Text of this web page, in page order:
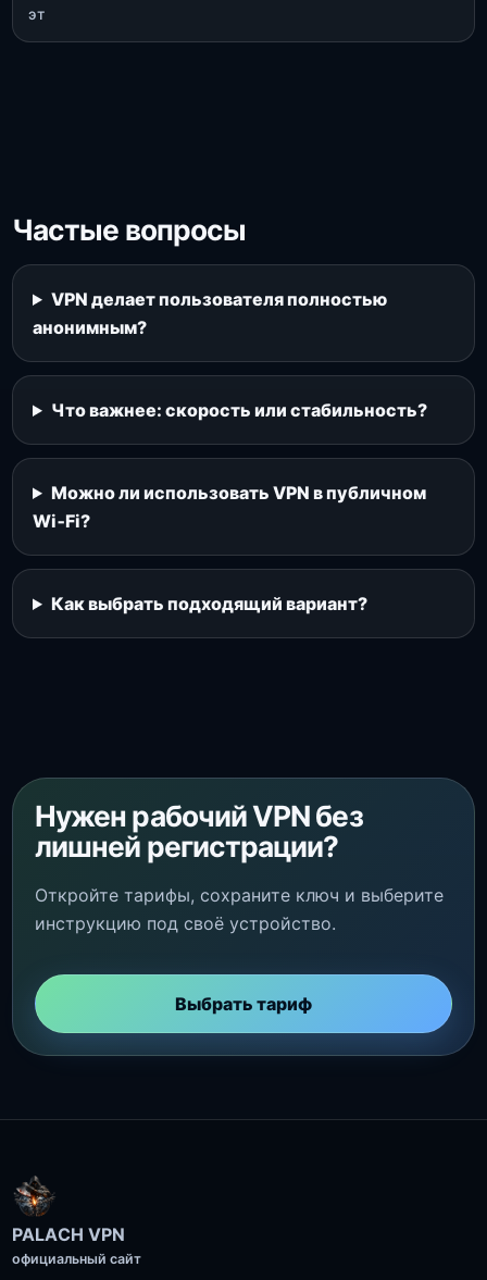
эт
Частые вопросы
VPN делает пользователя полностью
анонимным?
Что важнее: скорость или стабильность?
Можно ли использовать VPN в публичном
Wi‑Fi?
Как выбрать подходящий вариант?
Нужен рабочий VPN без
лишней регистрации?
Откройте тарифы, сохраните ключ и выберите
инструкцию под своё устройство.
Выбрать тариф
PALACH VPN
официальный сайт